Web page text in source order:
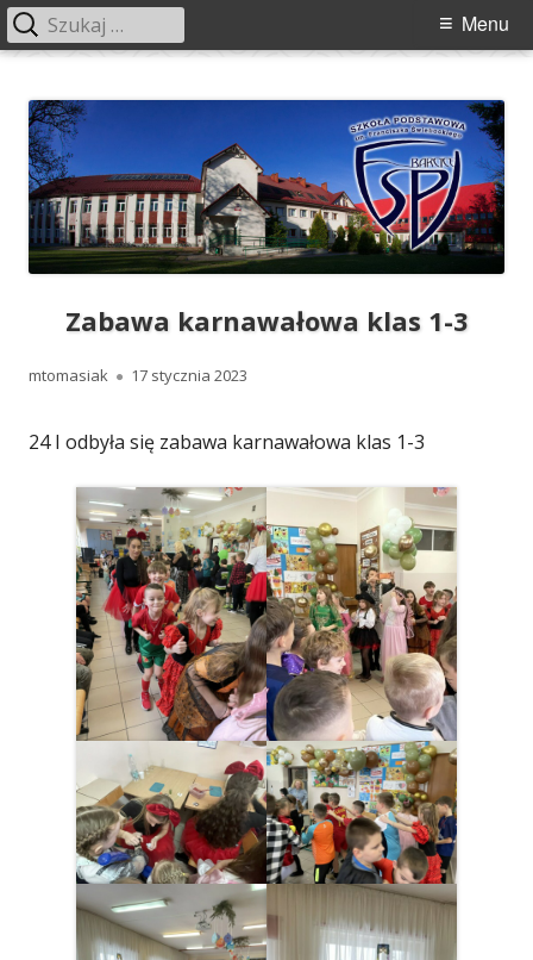
treści
Świebockiego w Barcicach
Menu
Menu
Szukaj:
Zabawa karnawałowa klas 1-3
Autor
mtomasiak Opublikowano
17 stycznia 2023
24 I odbyła się zabawa karnawałowa klas 1-3